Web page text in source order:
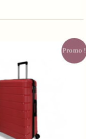
Promo !